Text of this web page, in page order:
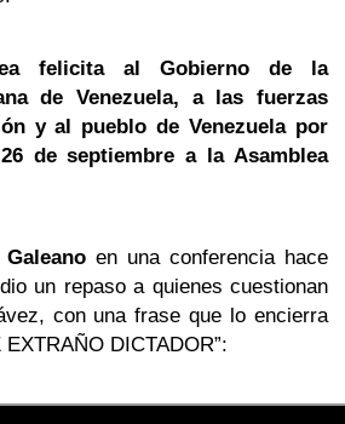
felicita al Gobierno de la
de Venezuela, a las fuerzas
y al pueblo de Venezuela por
de septiembre a la Asamblea
en una conferencia hace
un repaso a quienes cuestionan
con una frase que lo encierra
DICTADOR”: